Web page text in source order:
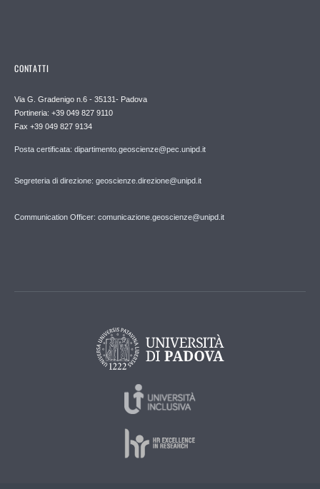
CONTATTI
Via G. Gradenigo n.6 - 35131- Padova
Portineria: +39 049 827 9110
Fax +39 049 827 9134
Posta certificata: dipartimento.geoscienze@pec.unipd.it
Segreteria di direzione: geoscienze.direzione@unipd.it
Communication Officer: comunicazione.geoscienze@unipd.it